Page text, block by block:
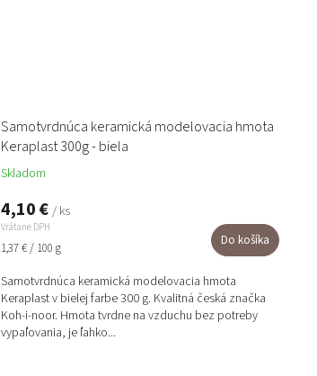
Samotvrdnúca keramická modelovacia hmota
Keraplast 300g - biela
Skladom
4,10 € / ks
Vrátane DPH
Jednotková
1,37 € / 100 g Do košíka
Samotvrdnúca keramická modelovacia hmota
Keraplast v bielej farbe 300 g. Kvalitná česká značka
Koh-i-noor. Hmota tvrdne na vzduchu bez potreby
vypaľovania, je ľahko...